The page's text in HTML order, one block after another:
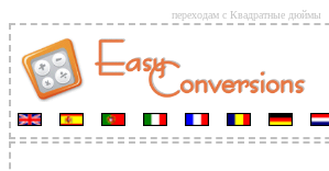
переходам с Квадратные дюймы